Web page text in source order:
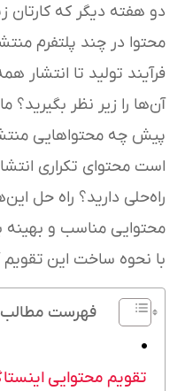
دو هفته دیگر که کارتان
محتوا در چند پلتفرم
فرآیند تولید تا انتشار
آن‌ها را زیر نظر بگیرید؟
پیش چه محتواهایی
است محتوای تکراری
راه‌حلی دارید؟ راه حل
محتوایی مناسب و بهینه
با نحوه ساخت این
فهرست مطالب
تقویم محتوایی